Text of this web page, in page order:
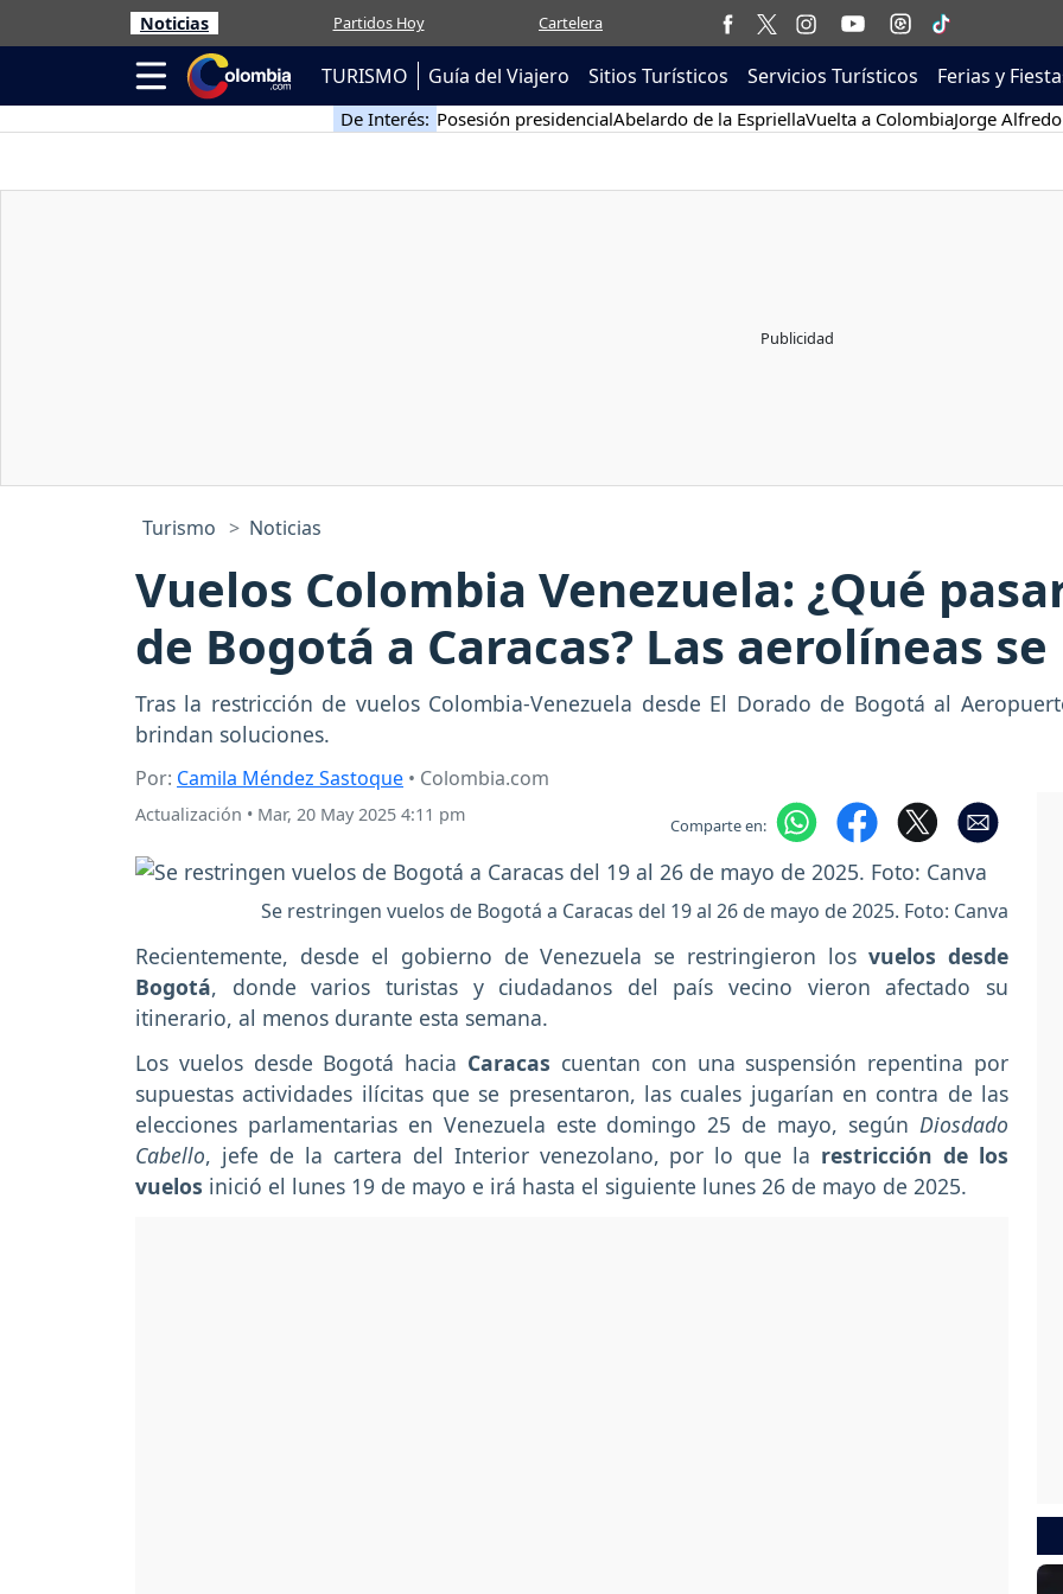
Noticias Partidos Hoy Cartelera
TURISMO Guía del Viajero Sitios Turísticos Servicios Turísticos Ferias y
De Interés: Posesión presidencialAbelardo de la EspriellaVuelta a ColombiaJorge
Turismo Noticias
Vuelos Colombia Venezuela: ¿Qué
de Bogotá a Caracas? Las aerolíneas
Tras la restricción de vuelos Colombia-Venezuela desde El Dorado de Bogotá al
brindan soluciones.
Por: Camila Méndez Sastoque • Colombia.com
Actualización • Mar, 20 May 2025 4:11 pm Comparte en:
Se restringen vuelos de Bogotá a Caracas del 19 al 26 de mayo de 2025. Foto: Canva
Recientemente, desde el gobierno de Venezuela se restringieron losvuelos desde
Bogotá, donde varios turistas y ciudadanos del país vecino vieron afectado su
itinerario, al menos durante esta semana.
Los vuelos desde Bogotá hacia Caracas cuentan con una suspensión repentina por
supuestas actividades ilícitas que se presentaron, las cuales jugarían en contra de las
elecciones parlamentarias en Venezuela este domingo 25 de mayo, según Diosdado
Cabello, jefe de la cartera del Interior venezolano, por lo que la restricción de los
vuelos inició el lunes 19 de mayo e irá hasta el siguiente lunes 26 de mayo de 2025.